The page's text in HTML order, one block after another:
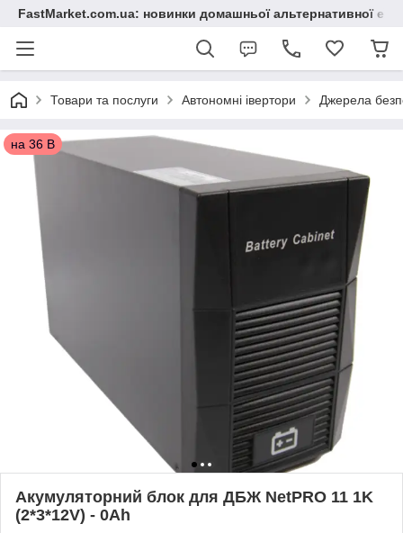
FastMarket.com.ua: новинки домашньої альтернативної
Товари та послуги Автономні івертори Джерела
на 36 В
Акумуляторний блок для ДБЖ NetPRO 11 1K
(2*3*12V) - 0Ah